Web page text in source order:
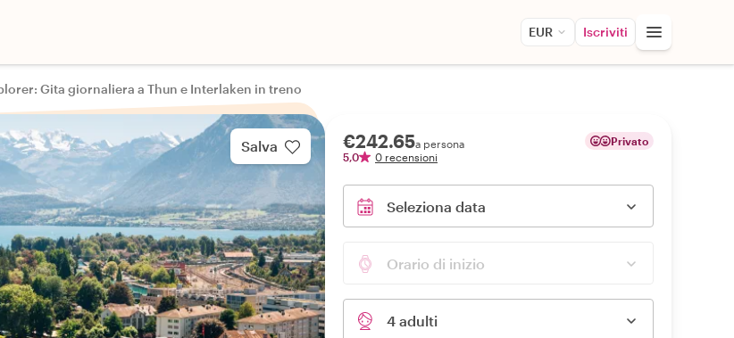
EUR Iscriviti
Gita giornaliera a Thun e Interlaken in treno
Salva €242.65a persona
5,0
0 recensioni
Privato
Seleziona data
Orario di inizio
4 adulti